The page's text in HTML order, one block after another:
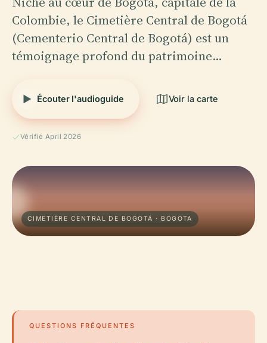
Colombie, le Cimetière Central de Bogotá
(Cementerio Central de Bogotá) est un
témoignage profond du patrimoine…
Écouter l'audioguide Voir la carte
Vérifié April 2026
CIMETIÈRE CENTRAL DE BOGOTÁ · BOGOTA
QUESTIONS FRÉQUENTES